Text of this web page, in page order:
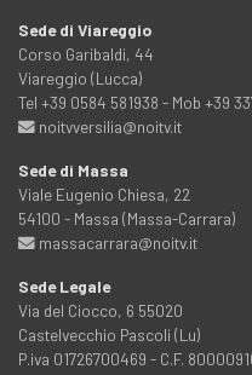
Sede di Viareggio
Corso Garibaldi, 44
Viareggio (Lucca)
Tel +39 0584 581938 - Mob +39
noitvversilia@noitv.it
Sede di Massa
Viale Eugenio Chiesa, 22
54100 - Massa (Massa-Carrara)
massacarrara@noitv.it
Sede Legale
Via del Ciocco, 6 55020
Castelvecchio Pascoli (Lu)
P.iva 01726700469 - C.F.